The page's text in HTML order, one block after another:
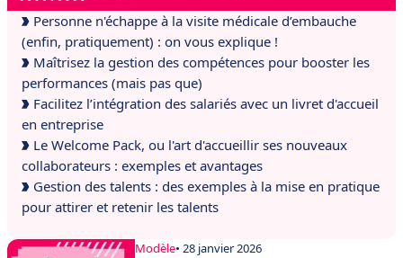
Personne n'échappe à la visite médicale d’embauche
(enfin, pratiquement) : on vous explique !
Maîtrisez la gestion des compétences pour booster les
performances (mais pas que)
Facilitez l’intégration des salariés avec un livret d'accueil
en entreprise
Le Welcome Pack, ou l'art d'accueillir ses nouveaux
collaborateurs : exemples et avantages
Gestion des talents : des exemples à la mise en pratique
pour attirer et retenir les talents
Modèle• 28 janvier 2026